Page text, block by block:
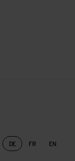
Sprachwechsel
DE FR EN